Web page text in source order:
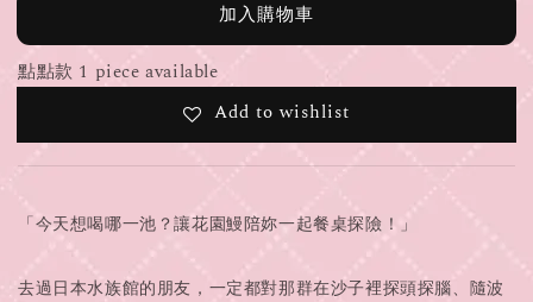
加入購物車
點點款 1 piece available
Add to wishlist
「今天想喝哪一池？讓花園鰻陪妳一起餐桌探險！」
去過日本水族館的朋友，一定都對那群在沙子裡探頭探腦、隨波